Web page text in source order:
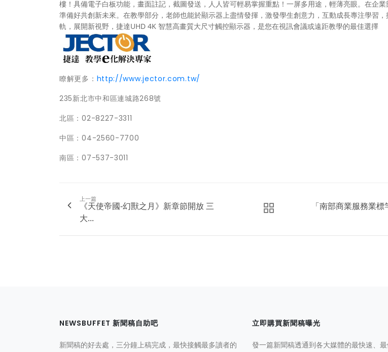
樓！具備電子白板功能，畫面註記，截圖發送，人人皆可輕易掌握重點！一屏多用途，輕薄亮眼。在企
準備好共創新未來。在教學部分，老師也能於顯示器上盡情發揮，激發學生創意力，互動成長專注學習
軌，展開新視野，捷達UHD 4K 智慧高畫質大尺寸觸控顯示器，是您在視訊會議或遠距教學的最佳選擇
瞭解更多： http://www.jector.com.tw/
235新北市中和區連城路268號
北區：02-8227-3311
中區：04-2560-7700
南區：07-537-3011
上一篇
《天使帝國-幻獸之月》新章節開放 三
大...
「南部商業服務業
NEWSBUFFET 新聞稿自助吧
新聞稿的好去處，三分鐘上稿完成，最快接觸最多讀者的
立即購買新聞稿曝光
發一篇新聞稿透通到各大媒體的最快速、最